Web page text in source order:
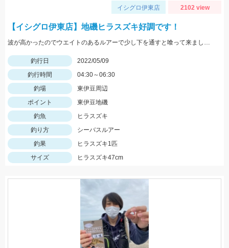
イシグロ伊東店 2102 view
【イシグロ伊東店】地磯ヒラスズキ好調です！
波が高かったのでウエイトのあるルアーで少し下を通すと喰って来ました。
釣行日
2022/05/09
釣行時間
04:30～06:30
釣場
東伊豆周辺
ポイント
東伊豆地磯
釣魚
ヒラスズキ
釣り方
シーバスルアー
釣果
ヒラスズキ1匹
サイズ
ヒラスズキ47cm